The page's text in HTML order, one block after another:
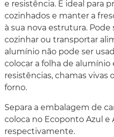
e resistência. É ideal para
cozinhados e manter a
à sua nova estrutura. Pode
cozinhar ou transportar
alumínio não pode ser
colocar a folha de
resistências, chamas vivas
forno.
Separa a embalagem de
coloca no Ecoponto Azul e
respectivamente.